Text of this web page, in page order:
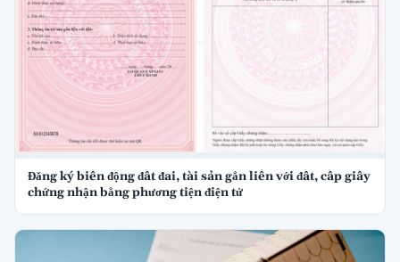
Đăng ký biến động đất đai, tài sản gắn liền với đất, cấp giấy
chứng nhận bằng phương tiện điện tử